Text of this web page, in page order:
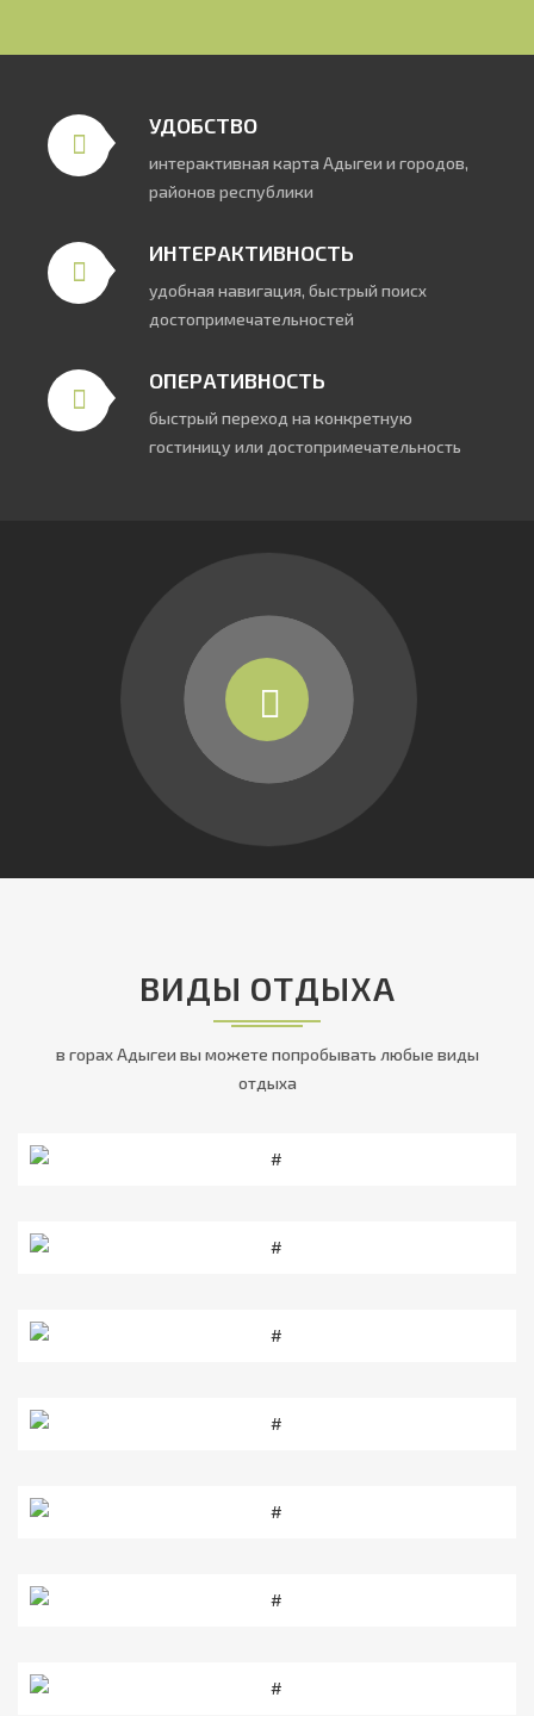
УДОБСТВО
интерактивная карта Адыгеи и городов,
районов республики
ИНТЕРАКТИВНОСТЬ
удобная навигация, быстрый поисх
достопримечательностей
ОПЕРАТИВНОСТЬ
быстрый переход на конкретную
гостиницу или достопримечательность
ВИДЫ ОТДЫХА
в горах Адыгеи вы можете попробывать любые виды
отдыха